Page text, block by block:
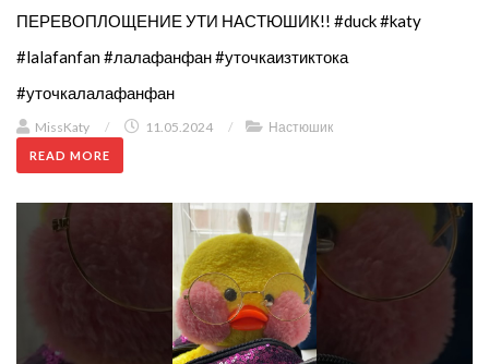
ПЕРЕВОПЛОЩЕНИЕ УТИ НАСТЮШИК!! #duck #katy
#lalafanfan #лалафанфан #уточкаизтиктока
#уточкалалафанфан
MissKaty / 11.05.2024 / Настюшик
READ MORE